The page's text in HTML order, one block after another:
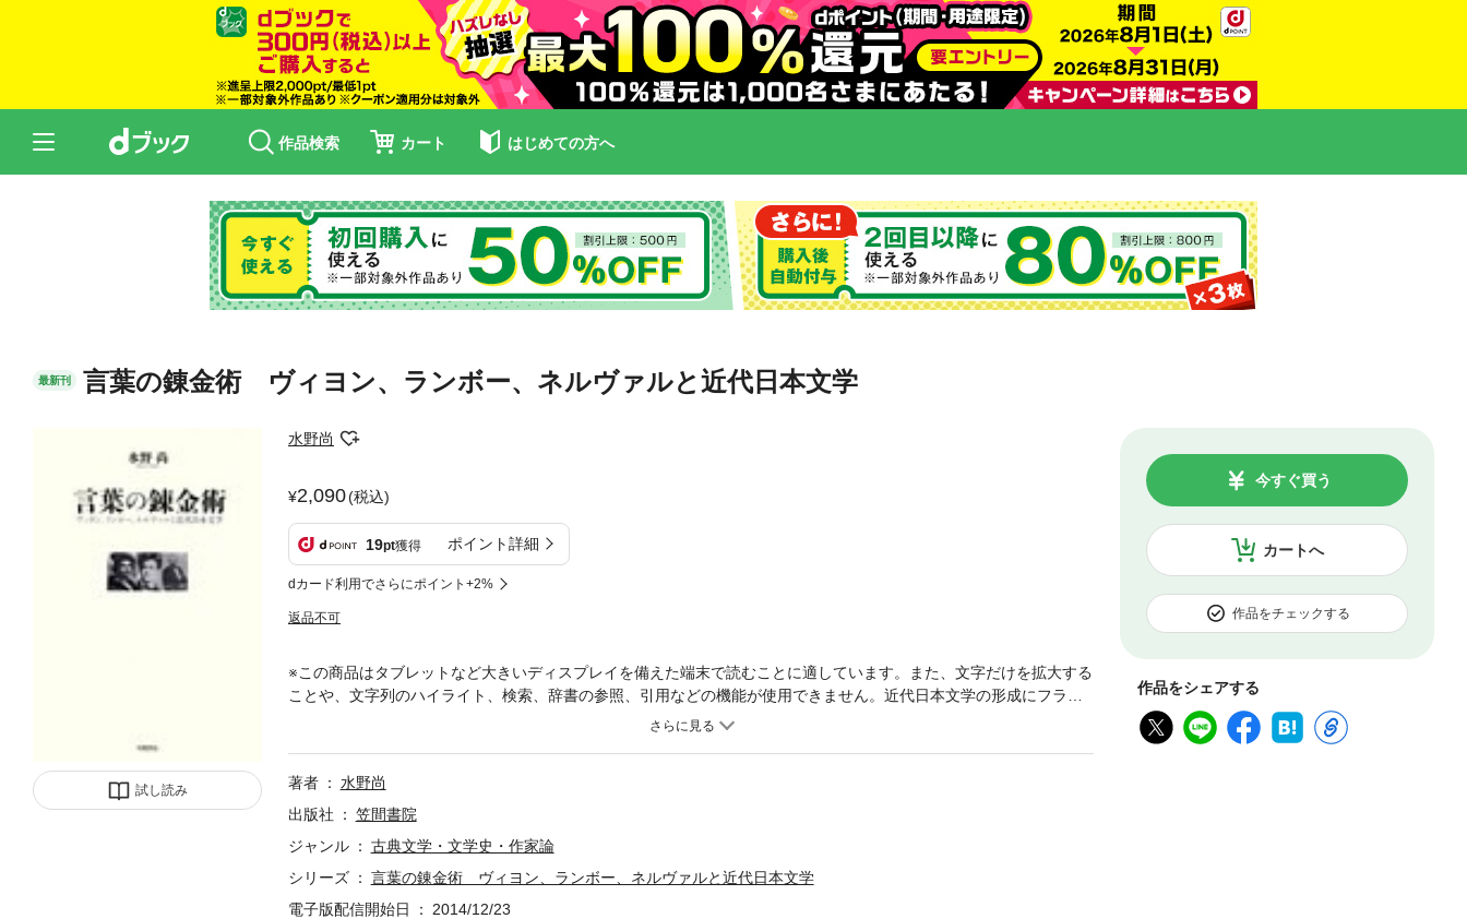
作品検索 カート はじめての方へ
最新刊 言葉の錬金術 ヴィヨン、ランボー、ネルヴァルと近代日本文学
試し読み
水野尚
2,090(税込)
19pt獲得 ポイント詳細
dカード利用でさらにポイント+2%
返品不可
カートへ
今すぐ買う
作品をチェックする
作品をシェアする
※この商品はタブレットなど大きいディスプレイを備えた端末で読むことに適しています。また、文字だけを拡大する
ことや、文字列のハイライト、検索、辞書の参照、引用などの機能が使用できません。近代日本文学の形成にフラン
ス文学はどんな役割を果たしたか。ヴィヨン、ランボー、ネルヴァル。フランスの三詩人を坩堝として、太宰治、小
著者
水野尚
出版社
笠間書院
ジャンル
古典文学・文学史・作家論
シリーズ
言葉の錬金術 ヴィヨン、ランボー、ネルヴァルと近代日本文学
電子版配信開始日
2014/12/23